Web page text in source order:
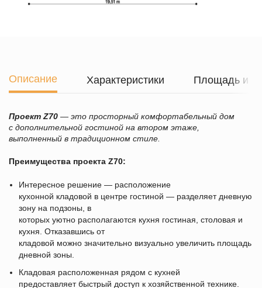
Описание Характеристики Площадь и
ПроектZ70 — это просторный комфортабельный дом
с дополнительной гостиной на втором этаже,
выполненный в традиционном стиле.
Преимущества проектаZ70:
Интересное решение — расположение
кухонной кладовой в центре гостиной — разделяет дневную
зону на подзоны, в
которых уютно располагаются кухня гостиная, столовая и
кухня. Отказавшись от
кладовой можно значительно визуально увеличить площадь
дневной зоны.
Кладовая расположенная рядом с кухней
предоставляет быстрый доступ к хозяйственной технике.